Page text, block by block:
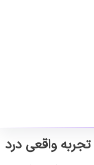
تجربه واقعی درد